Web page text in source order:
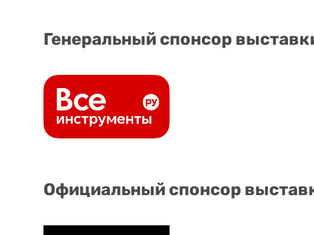
Генеральный спонсор
Официальный спонсор